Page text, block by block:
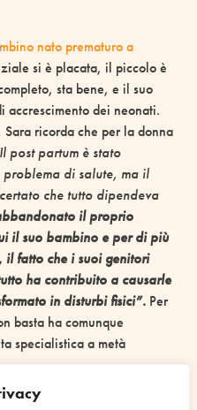
nato prematuro a
si è placata, il piccolo è
sta bene, e il suo
accrescimento dei neonati.
ricorda che per la donna
post partum è stato
di salute, ma il
che tutto dipendeva
il proprio
il suo bambino e per di più
fatto che i suoi genitori
ha contribuito a causarle
in disturbi fisici”. Per
basta ha comunque
specialistica a metà
e la paura